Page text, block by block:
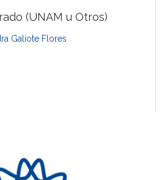
(UNAM u Otros)
Galiote Flores